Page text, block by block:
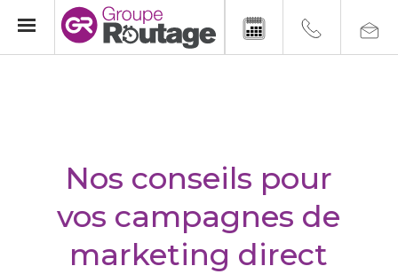
Nos conseils pour
vos campagnes de
marketing direct